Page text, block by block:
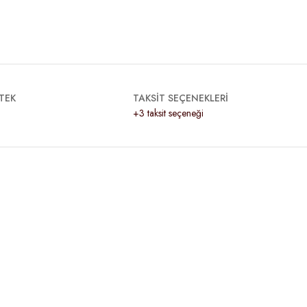
TAKSİT SEÇENEKLERİ
+3 taksit seçeneği